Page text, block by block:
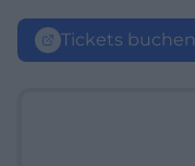
Tickets buchen